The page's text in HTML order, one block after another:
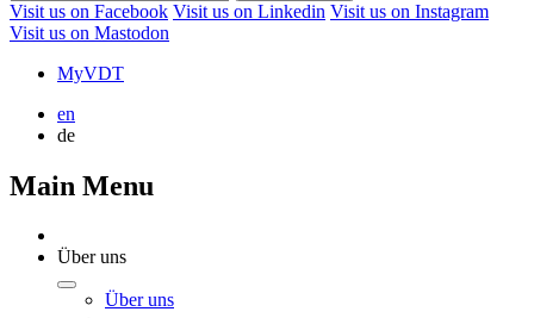
Visit us on Facebook Visit us on Linkedin Visit us on Instagram
Visit us on Mastodon
MyVDT
en
de
Main Menu
Über uns
Über uns